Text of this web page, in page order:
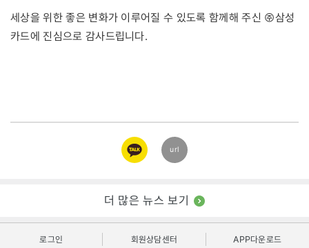
세상을 위한 좋은 변화가 이루어질 수 있도록 함께해 주신 ㈜삼성
카드에 진심으로 감사드립니다.
카카오
링크
url
더 많은 뉴스 보기
로그인 회원상담센터 APP다운로드